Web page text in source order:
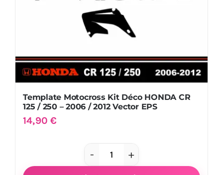
/
2001
Vector
EPS
Template Motocross Kit Déco HONDA CR
125 / 250 – 2006 / 2012 Vector EPS
14,90€
quantité